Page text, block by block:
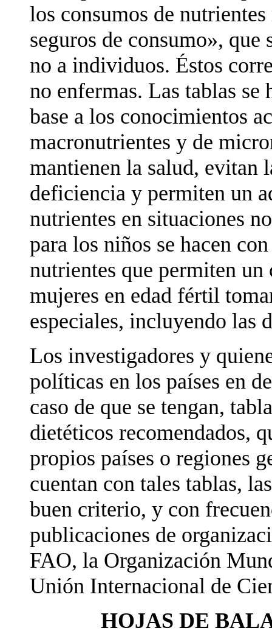
los consumos de
seguros de consumo», que
no a individuos. Éstos
no enfermas. Las tablas se
base a los conocimientos
macronutrientes y de
mantienen la salud, evitan
deficiencia y permiten un
nutrientes en situaciones
para los niños se hacen
nutrientes que permiten
mujeres en edad fértil
especiales, incluyendo las
Los investigadores y
políticas en los países en
caso de que se tengan,
dietéticos recomendados,
propios países o regiones
cuentan con tales tablas,
buen criterio, y con
publicaciones de
FAO, la Organización
Unión Internacional de
HOJAS DE